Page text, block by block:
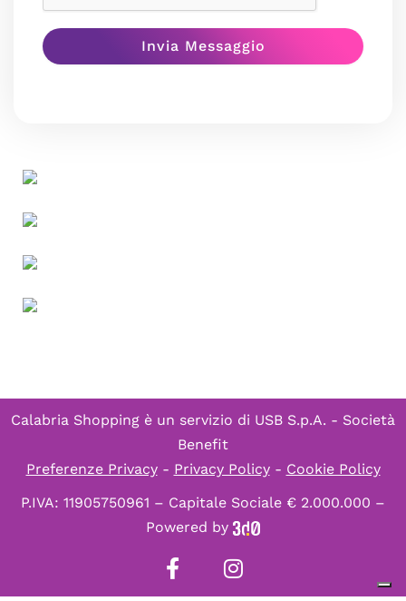
Calabria Shopping è un servizio di USB S.p.A. - Società
Benefit
Preferenze Privacy- Privacy Policy- Cookie Policy
P.IVA: 11905750961 – Capitale Sociale € 2.000.000 –
Powered by